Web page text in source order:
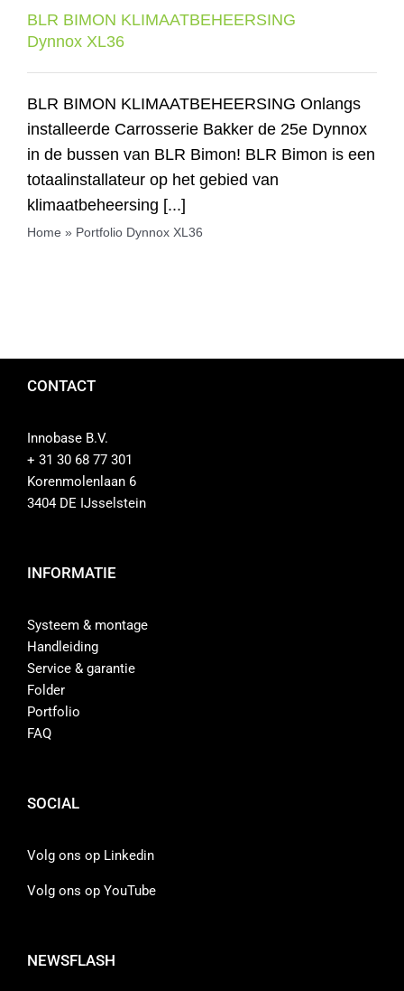
BLR BIMON KLIMAATBEHEERSING
Dynnox XL36
BLR BIMON KLIMAATBEHEERSING Onlangs
installeerde Carrosserie Bakker de 25e Dynnox
in de bussen van BLR Bimon! BLR Bimon is een
totaalinstallateur op het gebied van
klimaatbeheersing [...]
Home » Portfolio Dynnox XL36
CONTACT
Innobase B.V.
+ 31 30 68 77 301
Korenmolenlaan 6
3404 DE IJsselstein
INFORMATIE
Systeem & montage
Handleiding
Service & garantie
Folder
Portfolio
FAQ
SOCIAL
Volg ons op Linkedin
Volg ons op YouTube
NEWSFLASH